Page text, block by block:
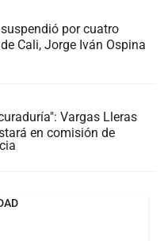
por cuatro
Cali, Jorge Iván Ospina
Vargas Lleras
en comisión de